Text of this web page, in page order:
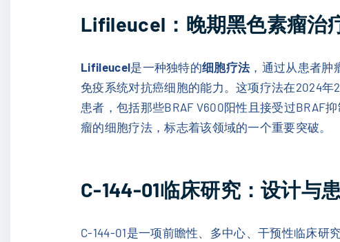
Lifileucel：晚期黑色素瘤治
Lifileucel是一种独特的细胞疗法，通过从患者肿
免疫系统对抗癌细胞的能力。这项疗法在2024
患者，包括那些BRAF V600阳性且接受过BRAF
瘤的细胞疗法，标志着该领域的一个重要突破。
C-144-01临床研究：设计与
C-144-01是一项前瞻性、多中心、干预性临床研